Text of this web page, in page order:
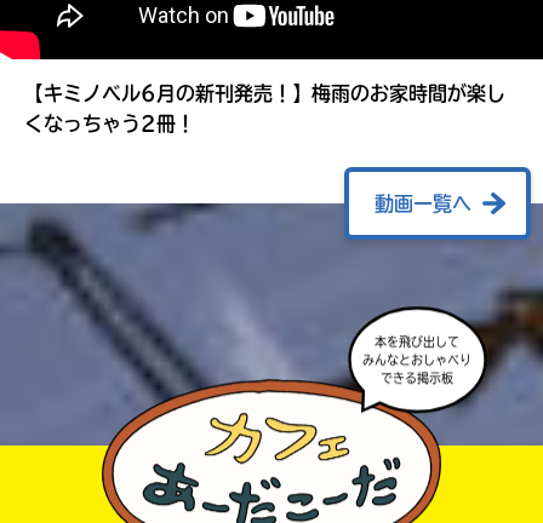
【キミノベル6月の新刊発売！】梅雨のお家時間が楽し
くなっちゃう2冊！
動画一覧へ
本を飛び出して
みんなとおしゃべり
できる掲示板